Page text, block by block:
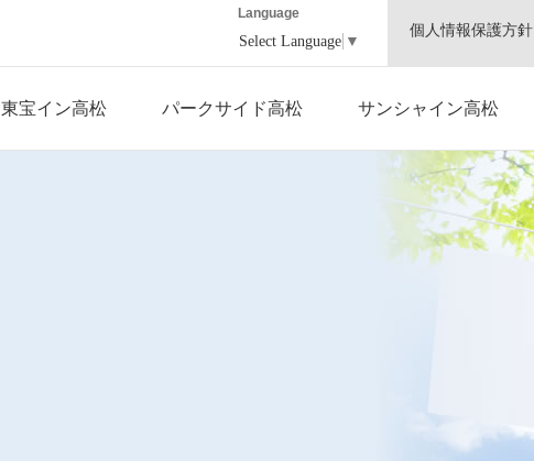
Language
Select Language ▼
個人情報保護方針
東宝イン高松 パークサイド高松 サンシャイン高松